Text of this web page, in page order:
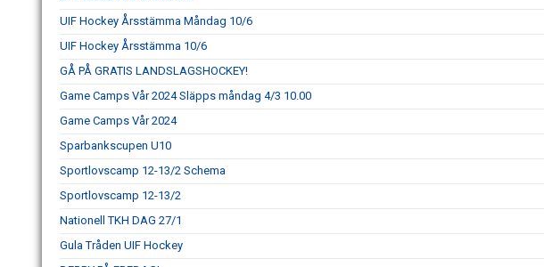
UIF Hockey Årsstämma Måndag 10/6
UIF Hockey Årsstämma 10/6
GÅ PÅ GRATIS LANDSLAGSHOCKEY!
Game Camps Vår 2024 Släpps måndag 4/3 10.00
Game Camps Vår 2024
Sparbankscupen U10
Sportlovscamp 12-13/2 Schema
Sportlovscamp 12-13/2
Nationell TKH DAG 27/1
Gula Tråden UIF Hockey